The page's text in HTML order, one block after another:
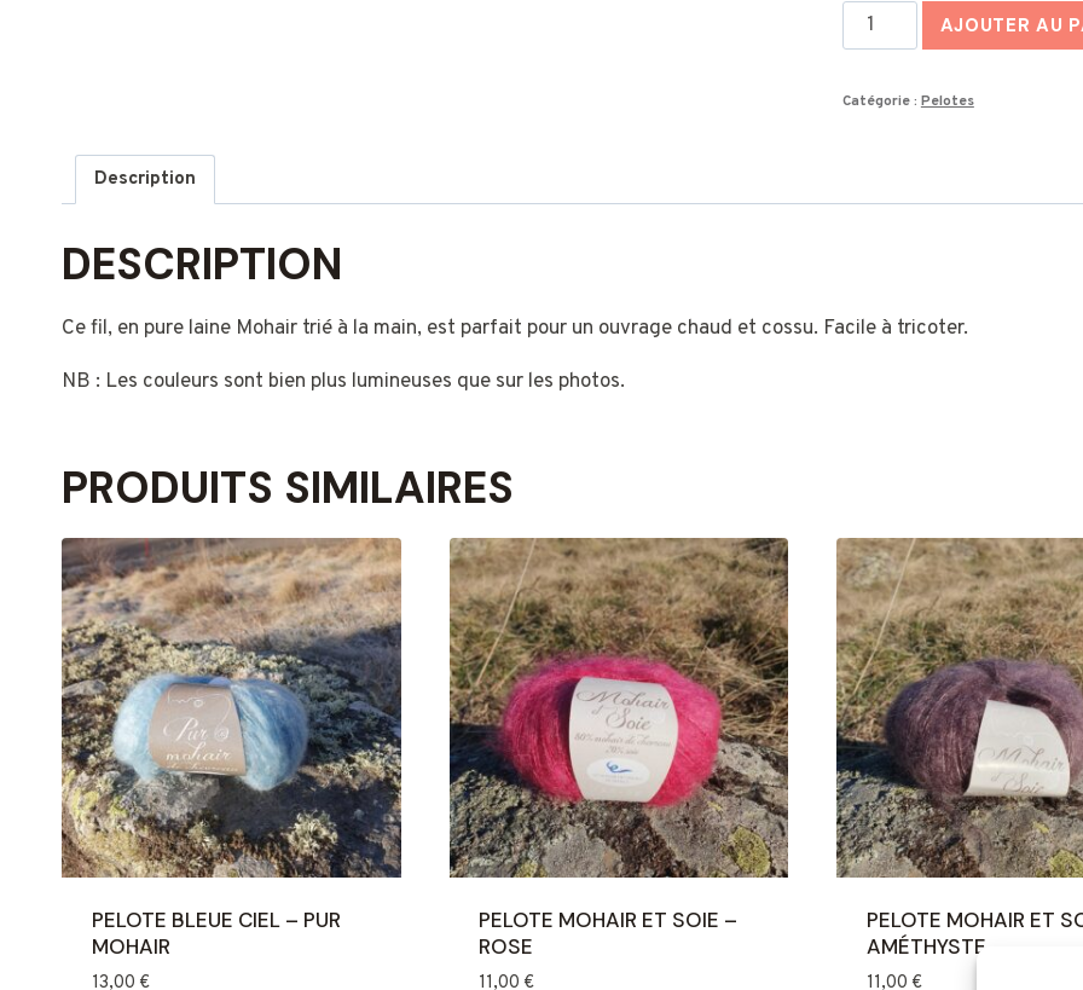
quantité
de
cuivre
mohair
AJOUTER AU
Catégorie : Pelotes
Description
DESCRIPTION
Ce fil, en pure laine Mohair trié à la main, est parfait pour un ouvrage chaud et cossu. Facile à tricoter.
NB : Les couleurs sont bien plus lumineuses que sur les photos.
PRODUITS SIMILAIRES
PELOTE BLEUE CIEL – PUR
MOHAIR
13,00 €
PELOTE MOHAIR ET SOIE –
ROSE
11,00 €
PELOTE MOHAIR ET
AMÉTHYSTE
11,00 €